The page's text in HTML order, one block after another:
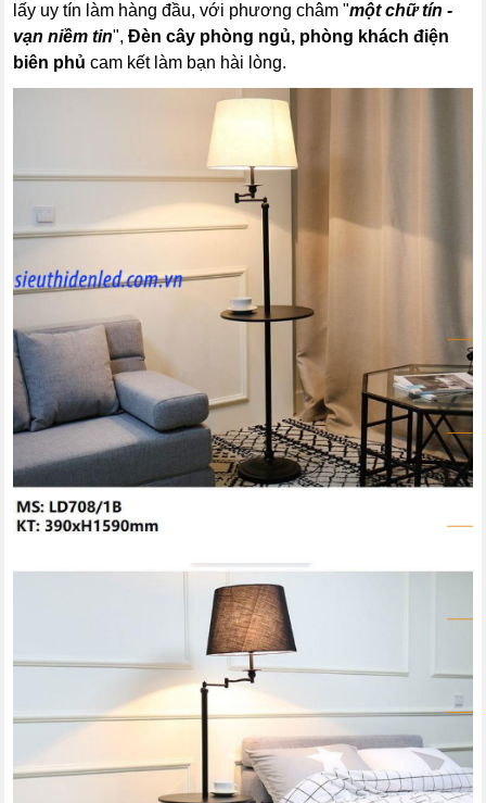
lấy uy tín làm hàng đầu, với phương châm "một chữ tín -
vạn niềm tin",Đèn cây phòng ngủ, phòng kháchđiện
biên phủ cam kết làm bạn hài lòng.